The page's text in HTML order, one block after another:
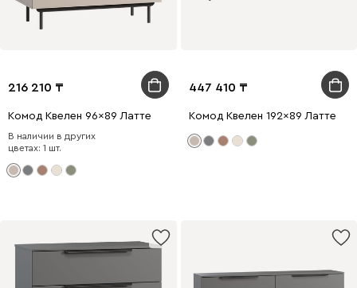
216 210
Комод Квелен 96x89 Латте
В наличии в других
цветах: 1 шт.
447 410
Комод Квелен 192x89 Латте